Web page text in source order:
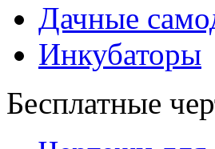
Дачные
Инкубаторы
Бесплатные